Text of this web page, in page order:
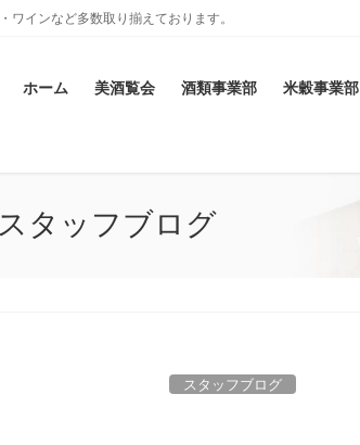
インなど多数取り揃えております。
ホーム 美酒覧会 酒類事業部 米穀事業部
スタッフブログ
スタッフブログ